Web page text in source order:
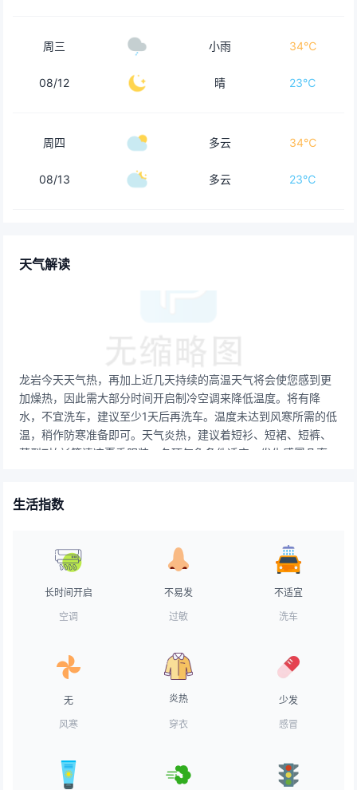
周三 小雨 34℃
08/12 晴 23℃
周四 多云 34℃
08/13 多云 23℃
天气解读
龙岩今天天气热，再加上近几天持续的高温天气将会使您感到更
加燥热，因此需大部分时间开启制冷空调来降低温度。将有降
水，不宜洗车，建议至少1天后再洗车。温度未达到风寒所需的低
温，稍作防寒准备即可。天气炎热，建议着短衫、短裙、短裤、
薄型T恤衫等清凉夏季服装。各项气象条件适宜，发生感冒几率
象条件有利于空气污染物稀释、扩散和清除。有降水，路面比较
速行驶。有降水，不适宜晾晒。若需要晾晒，请在室内准备出充
足的空间。天气太热，不适合垂钓。对不耐受人群来说，今天比
生。天气较热，易出汗，建议使用防脱水化妆品，少用粉底和胭
脂，经常补粉。
生活指数
长时间开启
空调
不易发
过敏
不适宜
洗车
无
风寒
炎热
穿衣
少发
感冒